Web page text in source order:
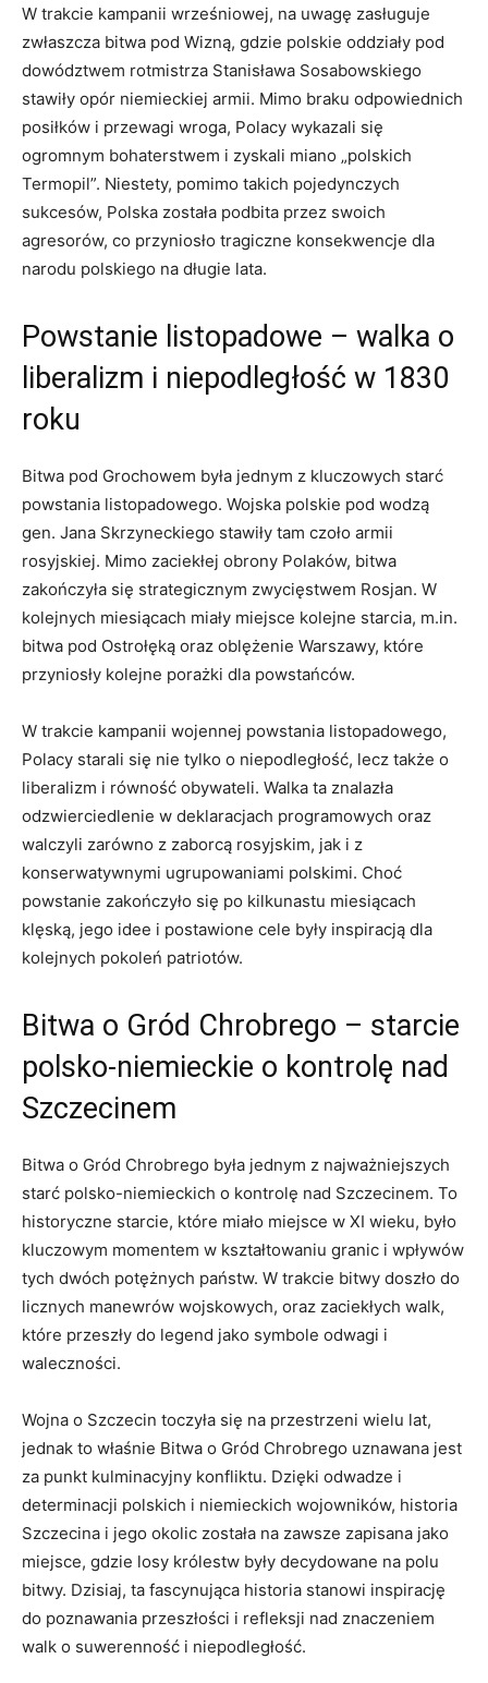
W ⁣trakcie kampanii wrześniowej, na uwagę zasługuje
zwłaszcza bitwa⁤ pod Wizną, gdzie polskie oddziały pod
dowództwem rotmistrza Stanisława Sosabowskiego‌
stawiły opór niemieckiej armii. Mimo braku odpowiednich
posiłków i przewagi wroga, Polacy wykazali się⁢
ogromnym bohaterstwem⁤ i zyskali miano „polskich
Termopil”. Niestety, pomimo takich ‌pojedynczych
sukcesów, Polska została ‌podbita ‌przez swoich
agresorów, co​ przyniosło tragiczne konsekwencje dla
narodu polskiego na długie lata.
Powstanie listopadowe – walka o
⁢liberalizm i niepodległość w 1830
roku
Bitwa pod Grochowem ⁢była ​jednym z kluczowych ‍starć‌
powstania listopadowego. Wojska polskie pod wodzą
gen. Jana Skrzyneckiego stawiły tam czoło armii⁢
rosyjskiej. Mimo zaciekłej obrony Polaków,⁣ bitwa
zakończyła⁣ się strategicznym zwycięstwem Rosjan. W​
kolejnych miesiącach miały miejsce kolejne starcia,⁣ m.in.
bitwa pod Ostrołęką oraz oblężenie Warszawy, które
‌przyniosły kolejne porażki ‌dla powstańców.
W trakcie kampanii wojennej powstania listopadowego,
Polacy starali ‌się nie tylko o niepodległość, lecz ⁢także o
⁣liberalizm i równość obywateli. Walka ta​ znalazła
odzwierciedlenie w deklaracjach programowych oraz
walczyli zarówno z zaborcą rosyjskim, jak i z
konserwatywnymi ugrupowaniami ‍polskimi. Choć
powstanie zakończyło się po kilkunastu miesiącach
klęską, jego​ idee i postawione ⁢cele były inspiracją dla
kolejnych pokoleń patriotów.
Bitwa ⁢o‌ Gród Chrobrego – starcie
polsko-niemieckie ⁢o kontrolę nad
Szczecinem
Bitwa‌ o Gród Chrobrego była jednym z najważniejszych
starć polsko-niemieckich o kontrolę nad Szczecinem. To
historyczne ​starcie,⁢ które miało miejsce w‍ XI wieku, było
kluczowym momentem w kształtowaniu⁤ granic i wpływów
tych​ dwóch ​potężnych państw. W trakcie⁢ bitwy doszło do
licznych ‌manewrów⁣ wojskowych,​ oraz zaciekłych walk,
które przeszły do legend jako symbole odwagi i
waleczności.
Wojna o Szczecin toczyła się na przestrzeni wielu lat,
jednak to właśnie Bitwa o Gród Chrobrego uznawana jest
za punkt kulminacyjny konfliktu. Dzięki odwadze i
determinacji ⁢polskich i niemieckich wojowników,⁢ historia
Szczecina i jego okolic⁤ została na zawsze ‌zapisana jako
miejsce, gdzie‍ losy królestw były ‌decydowane⁢ na polu
bitwy. Dzisiaj, ta​ fascynująca historia⁤ stanowi inspirację
do‍ poznawania przeszłości i refleksji nad znaczeniem
walk o suwerenność i niepodległość.